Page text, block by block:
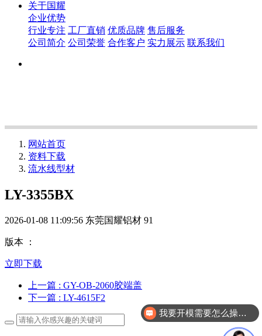
关于国耀
企业优势
行业专注 工厂直销 优质品牌 售后服务
公司简介 公司荣誉 合作客户 实力展示 联系我们
网站首页
资料下载
流水线型材
LY-3355BX
2026-01-08 11:09:56 东莞国耀铝材 91
版本 ：
立即下载
上一篇 : GY-OB-2060胶端盖
下一篇 : LY-4615F2
我要开模需要怎么操作？